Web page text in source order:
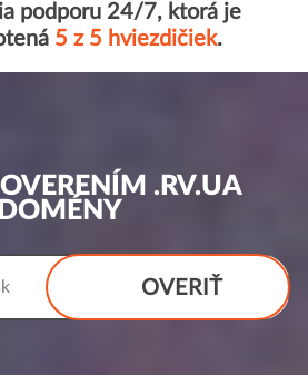
podporu 24/7, ktorá je
5 z 5 hviezdičiek.
.RV.UA
DOMÉNY
OVERIŤ